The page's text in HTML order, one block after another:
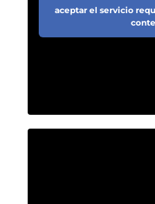
aceptar el servicio